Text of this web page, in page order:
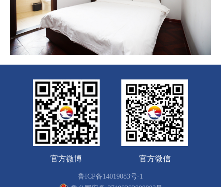
官方微博 官方微信
鲁ICP备14019083号-1